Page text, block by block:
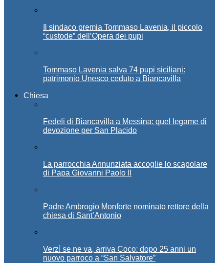
Il sindaco premia Tommaso Lavenia, il piccolo
“custode” dell’Opera dei pupi
Tommaso Lavenia salva 74 pupi siciliani:
patrimonio Unesco ceduto a Biancavilla
Chiesa
Fedeli di Biancavilla a Messina: quel legame di
devozione per San Placido
La parrocchia Annunziata accoglie lo scapolare
di Papa Giovanni Paolo II
Padre Ambrogio Monforte nominato rettore della
chiesa di Sant’Antonio
Verzì se ne va, arriva Coco: dopo 25 anni un
nuovo parroco a “San Salvatore”